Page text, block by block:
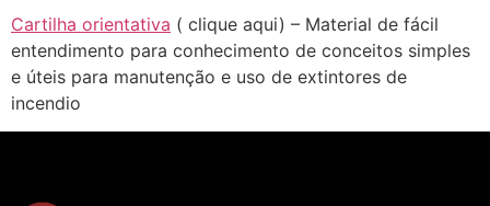
Cartilha orientativa ( clique aqui) – Material de fácil
entendimento para conhecimento de conceitos simples
e úteis para manutenção e uso de extintores de
incendio